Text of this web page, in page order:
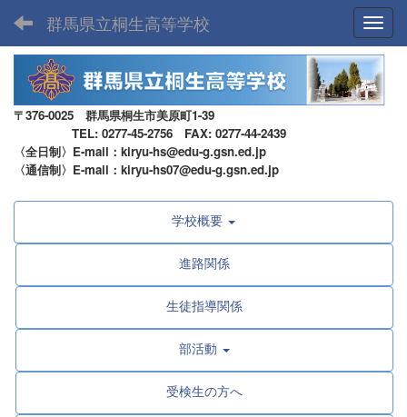
群馬県立桐生高等学校
〒376-0025 群馬県桐生市美原町1-39
TEL: 0277-45-2756 FAX: 0277-44-2439
〈全日制〉E-mail：kiryu-hs@edu-g.gsn.ed.jp
〈通信制〉E-mail：kiryu-hs07@edu-g.gsn.ed.jp
学校概要
進路関係
生徒指導関係
部活動
受検生の方へ